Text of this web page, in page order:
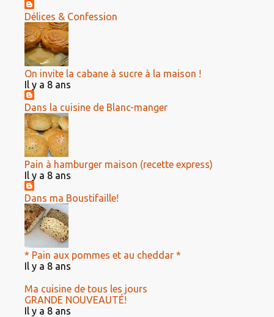
Délices & Confession
On invite la cabane à sucre à la maison !
Il y a 8 ans
Dans la cuisine de Blanc-manger
Pain à hamburger maison (recette express)
Il y a 8 ans
Dans ma Boustifaille!
* Pain aux pommes et au cheddar *
Il y a 8 ans
Ma cuisine de tous les jours
GRANDE NOUVEAUTÉ!
Il y a 8 ans